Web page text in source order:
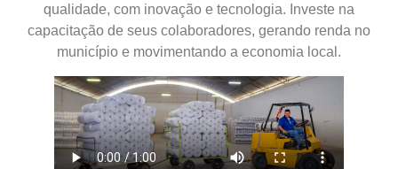
qualidade, com inovação e tecnologia. Investe na
capacitação de seus colaboradores, gerando renda no
município e movimentando a economia local.